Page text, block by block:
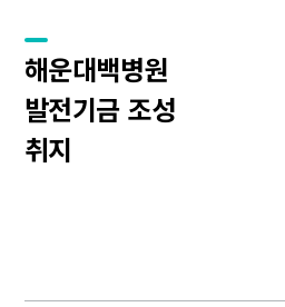
해운대백병원
발전기금 조성
취지